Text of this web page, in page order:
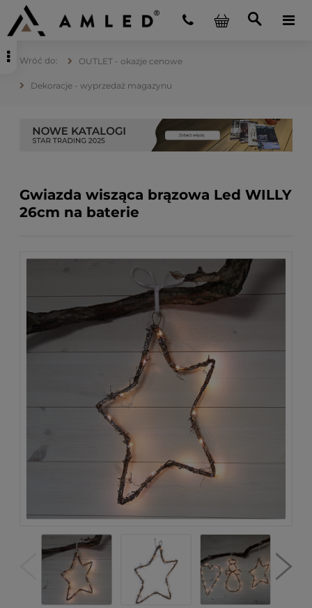
OUTLET - okazje cenowe
Dekoracje - wyprzedaż magazynu
Gwiazda wisząca brązowa Led WILLY
26cm na baterie